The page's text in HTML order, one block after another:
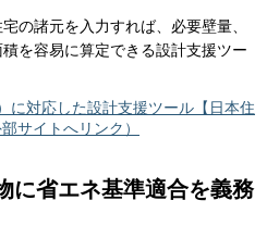
の諸元を入力すれば、必要壁量、
を容易に算定できる設計支援ツー
に対応した設計支援ツール【日本住
サイトへリンク）
に省エネ基準適合を義務